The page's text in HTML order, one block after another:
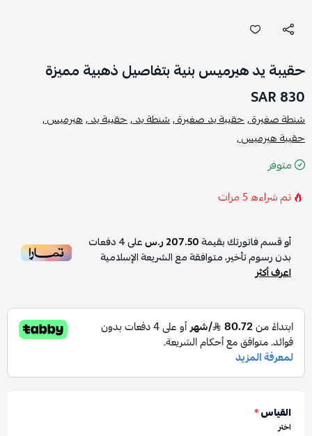
حقيبة يد هيرميس بنية بتفاصيل ذهبية مميزة
830 SAR
شنطة صغيرة ,حقيبة يد صغيرة ,شنطة يد ,حقيبة يد ,هيرميس ,
حقيبة هيرميس ,
متوفر
تم شراءه5مرات
أو قسم فاتورتك بقيمة207.50 ر.س على4دفعات
بدون رسوم تأخير، متوافقة مع الشريعة الإسلامية
اعرف أكثر
القياس*
اختر